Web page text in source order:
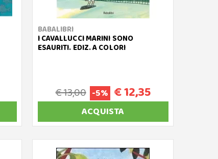
BABALIBRI
I CAVALLUCCI MARINI SONO
ESAURITI. EDIZ. A COLORI
€ 13,00 -5% € 12,35
ACQUISTA